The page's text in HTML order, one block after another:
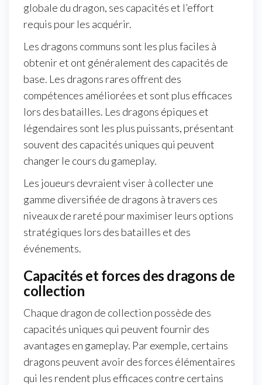
globale du dragon, ses capacités et l’effort
requis pour les acquérir.
Les dragons communs sont les plus faciles à
obtenir et ont généralement des capacités de
base. Les dragons rares offrent des
compétences améliorées et sont plus efficaces
lors des batailles. Les dragons épiques et
légendaires sont les plus puissants, présentant
souvent des capacités uniques qui peuvent
changer le cours du gameplay.
Les joueurs devraient viser à collecter une
gamme diversifiée de dragons à travers ces
niveaux de rareté pour maximiser leurs options
stratégiques lors des batailles et des
événements.
Capacités et forces des dragons de
collection
Chaque dragon de collection possède des
capacités uniques qui peuvent fournir des
avantages en gameplay. Par exemple, certains
dragons peuvent avoir des forces élémentaires
qui les rendent plus efficaces contre certains